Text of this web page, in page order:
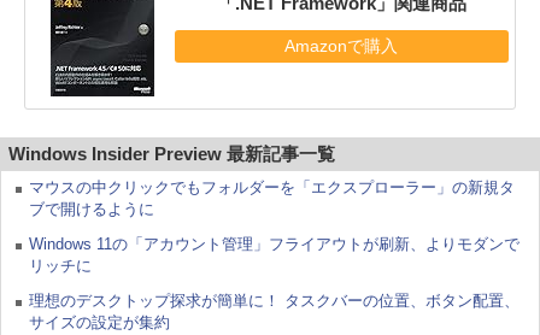
Amazonで購入
Windows Insider Preview 最新記事一覧
マウスの中クリックでもフォルダーを「エクスプローラー」の新規タ
ブで開けるように
Windows 11の「アカウント管理」フライアウトが刷新、よりモダンで
リッチに
理想のデスクトップ探求が簡単に！ タスクバーの位置、ボタン配置、
サイズの設定が集約